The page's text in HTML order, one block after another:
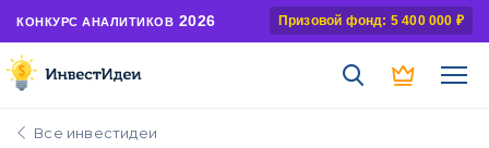
КОНКУРС АНАЛИТИКОВ 2026 Призовой фонд: 5 400 000 ₽
Все инвестидеи